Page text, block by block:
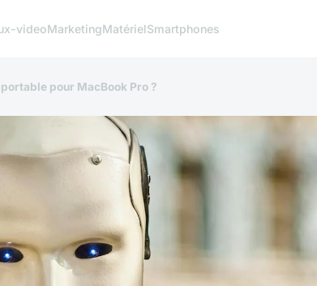
videoMarketingMatérielSmartphones
pour MacBook Pro ?